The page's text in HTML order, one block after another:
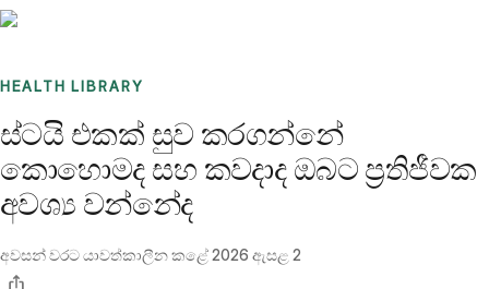
HEALTH LIBRARY
ස්ටයි එකක් සුව කරගන්නේ
කොහොමද සහ කවදාද ඔබට ප්‍රතිජීවක
අවශ්‍ය වන්නේද
අවසන් වරට යාවත්කාලීන කළේ2026 ඇසළ 2